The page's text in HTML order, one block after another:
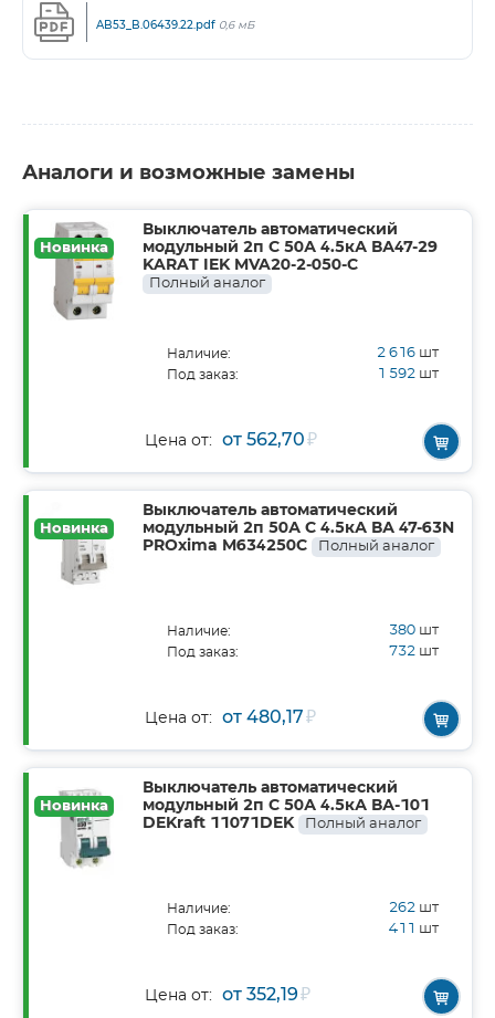
AB53_B.06439.22.pdf 0,6 мБ
Аналоги и возможные замены
Новинка
Выключатель автоматический
модульный 2п C 50А 4.5кА ВА47-29
KARAT IEK MVA20-2-050-C
Полный аналог
Наличие: 2 616 шт
Под заказ: 1 592 шт
Цена от: от 562,70₽
Новинка
Выключатель автоматический
модульный 2п 50А C 4.5кА ВА 47-63N
PROxima M634250C
Полный аналог
Наличие: 380 шт
Под заказ: 732 шт
Цена от: от 480,17₽
Новинка
Выключатель автоматический
модульный 2п C 50А 4.5кА ВА-101
DEKraft 11071DEK
Полный аналог
Наличие: 262 шт
Под заказ: 411 шт
Цена от: от 352,19₽